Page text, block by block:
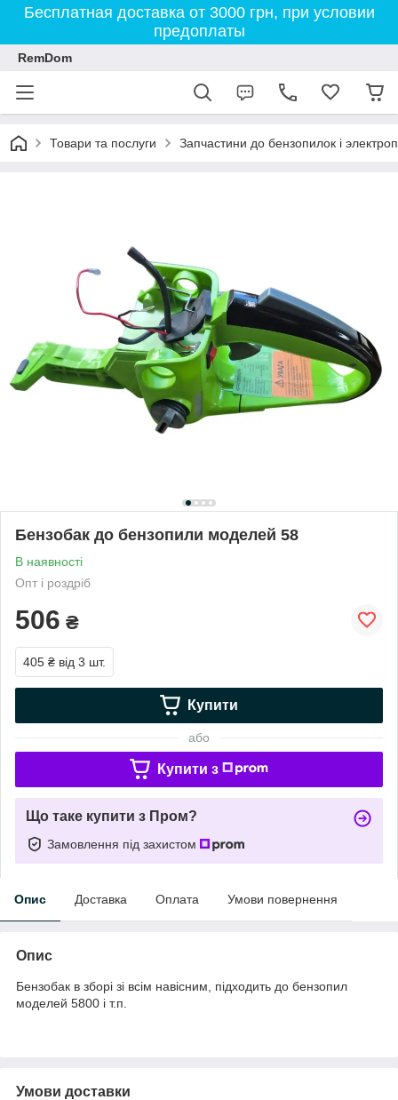
Бесплатная доставка от 3000 грн, при условии
предоплаты
RemDom
Товари та послуги Запчастини до бензопилок і
Бензобак до бензопили моделей 58
В наявності
Опт і роздріб
506 ₴
405 ₴ від 3 шт.
Купити
або
Купити з
Що таке купити з Пром?
Замовлення під захистом
Опис Доставка Оплата Умови повернення
Опис
Бензобак в зборі зі всім навісним, підходить до бензопил
моделей 5800 і т.п.
Умови доставки